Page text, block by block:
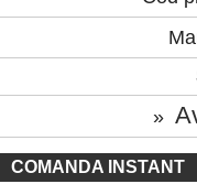
»
COMANDA INSTANT